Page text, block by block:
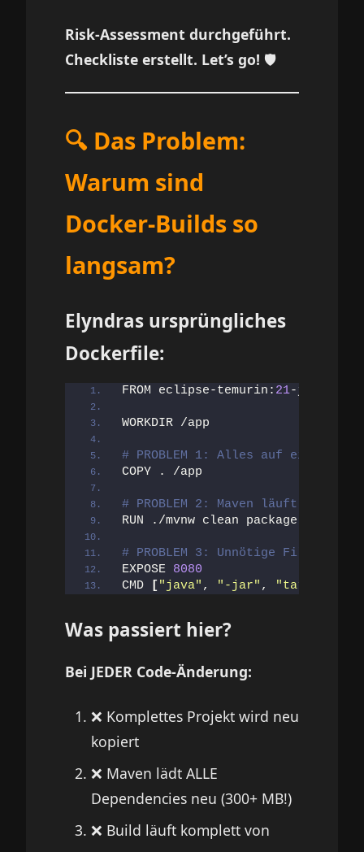
Risk-Assessment durchgeführt.
Checkliste erstellt. Let’s go! 🛡️
🔍 Das Problem:
Warum sind
Docker-Builds so
langsam?
Elyndras ursprüngliches
Dockerfile:
FROM eclipse-temurin: 21-jdk
WORKDIR /app
# PROBLEM 1: Alles auf einmal
COPY . /app
# PROBLEM 2: Maven läuft IM
RUN ./mvnw clean package -
# PROBLEM 3: Unnötige Files im
EXPOSE 8080
CMD
[ "java" , "-jar" , "target/
Was passiert hier?
Bei JEDER Code-Änderung:
❌ Komplettes Projekt wird neu
kopiert
❌ Maven lädt ALLE
Dependencies neu (300+ MB!)
❌ Build läuft komplett von